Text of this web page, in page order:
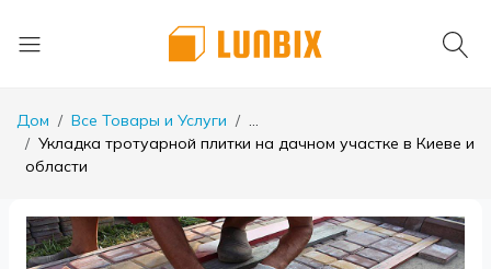
Дом Все Товары и Услуги
...
Укладка тротуарной плитки на дачном участке в Киеве и
области